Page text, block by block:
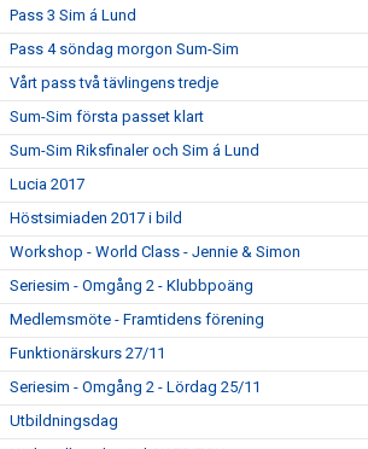
Pass 3 Sim á Lund
Pass 4 söndag morgon Sum-Sim
Vårt pass två tävlingens tredje
Sum-Sim första passet klart
Sum-Sim Riksfinaler och Sim á Lund
Lucia 2017
Höstsimiaden 2017 i bild
Workshop - World Class - Jennie & Simon
Seriesim - Omgång 2 - Klubbpoäng
Medlemsmöte - Framtidens förening
Funktionärskurs 27/11
Seriesim - Omgång 2 - Lördag 25/11
Utbildningsdag